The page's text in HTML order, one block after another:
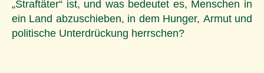
„Straftäter“ ist, und was bedeutet es, Menschen in
ein Land abzuschieben, in dem Hunger, Armut und
politische Unterdrückung herrschen?